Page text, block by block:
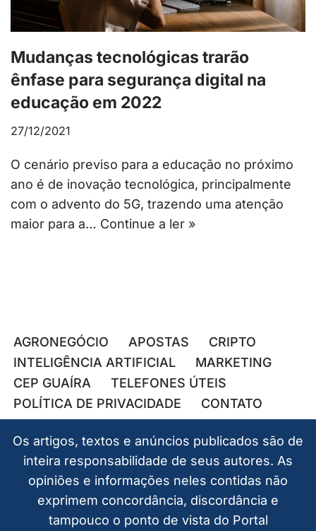
Mudanças tecnológicas trarão
ênfase para segurança digital na
educação em 2022
27/12/2021
O cenário previso para a educação no próximo
ano é de inovação tecnológica, principalmente
com o advento do 5G, trazendo uma atenção
maior para a… Continue a ler »
AGRONEGÓCIO APOSTAS
CRIPTO
INTELIGÊNCIA ARTIFICIAL
MARKETING
CEP GUAÍRA
TELEFONES ÚTEIS
POLÍTICA DE PRIVACIDADE
CONTATO
Os artigos, textos e anúncios publicados são de
inteira responsabilidade de seus autores. As
opiniões e informações neles contidas não
exprimem concordância, discordância e
tampouco o ponto de vista do Portal